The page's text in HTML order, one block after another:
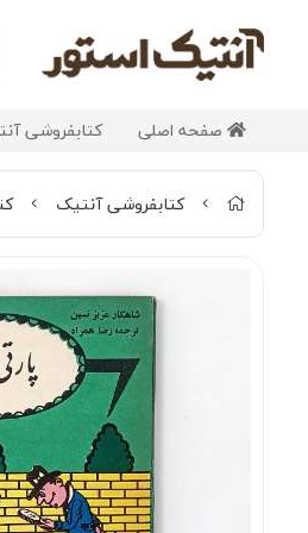
صفحه اصلی کتابفروشی
کتابفروشی آنتیک